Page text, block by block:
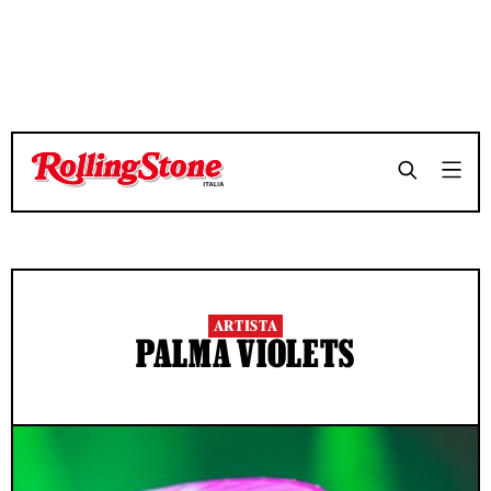
ARTISTA
PALMA VIOLETS